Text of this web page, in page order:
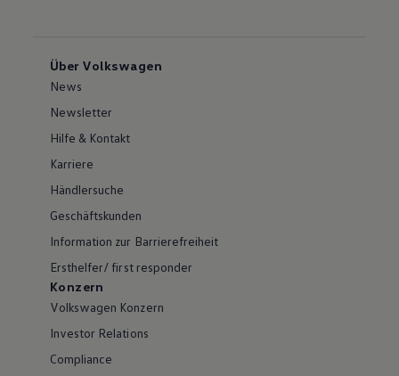
Über Volkswagen
News
Newsletter
Hilfe & Kontakt
Karriere
Händlersuche
Geschäftskunden
Information zur Barrierefreiheit
Ersthelfer/ first responder
Konzern
Volkswagen Konzern
Investor Relations
Compliance